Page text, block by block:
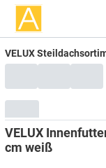
VELUX
VELUX
cm weiß